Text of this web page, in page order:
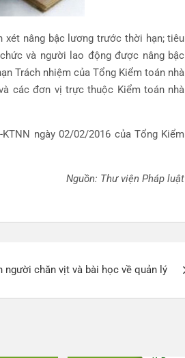
xét nâng bậc lương trước thời hạn; tiêu
và người lao động được nâng bậc
Trách nhiệm của Tổng Kiểm toán nhà
các đơn vị trực thuộc Kiểm toán nhà
ngày 02/02/2016 của Tổng Kiểm
Nguồn: Thư viện Pháp luật
người chăn vịt và bài học về quản lý